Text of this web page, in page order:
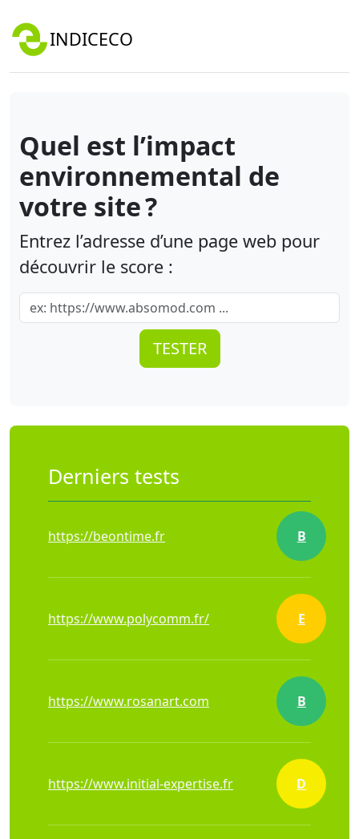
INDICECO
Quel est l’impact
environnemental de
votre site ?
Entrez l’adresse d’une page web pour
découvrir le score :
TESTER
Derniers tests
https://beontime.fr B
https://www.polycomm.fr/ E
https://www.rosanart.com B
https://www.initial-expertise.fr D